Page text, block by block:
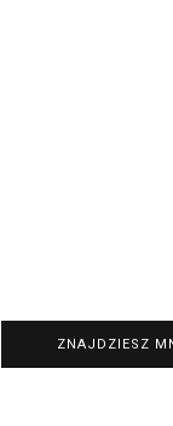
ZNAJDZIESZ